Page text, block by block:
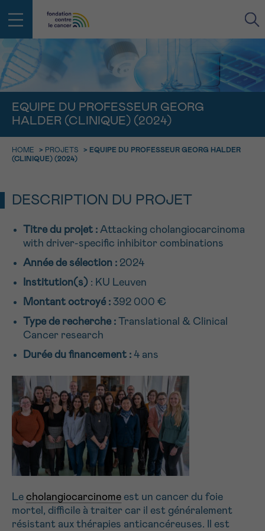
EQUIPE DU PROFESSEUR GEORG
HALDER (CLINIQUE) (2024)
HOME > PROJETS > EQUIPE DU PROFESSEUR GEORG HALDER
(CLINIQUE) (2024)
DESCRIPTION DU PROJET
Titre du projet : Attacking cholangiocarcinoma
with driver-specific inhibitor combinations
Année de sélection : 2024
Institution(s) : KU Leuven
Montant octroyé : 392 000 €
Type de recherche : Translational & Clinical
Cancer research
Durée du financement : 4 ans
Le cholangiocarcinome est un cancer du foie
mortel, difficile à traiter car il est généralement
résistant aux thérapies anticancéreuses. Il est
NOM
FACE AU CANCER VOUS N’ÊTES
PAS SEUL
Des professionnels pour répondre à toutes vos
Contactez-nous
0800 15 801 lu-ve 9h à 18h
Je souhaite être rappelé.e
En savoir plus sur Cancerinfo
RETOUR
PRÉNOM
E-MAIL
VOTRE QUESTION
Je souhaite recevoir la Newsletter
RETOUR
Rendez-vous Question Coordonnées Confirmation
11h-13h
13h-16h
16h-18h
Suivant